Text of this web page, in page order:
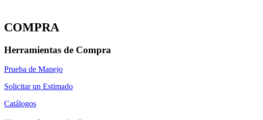
COMPRA
Herramientas de Compra
Prueba de Manejo
Solicitar un Estimado
Catálogos